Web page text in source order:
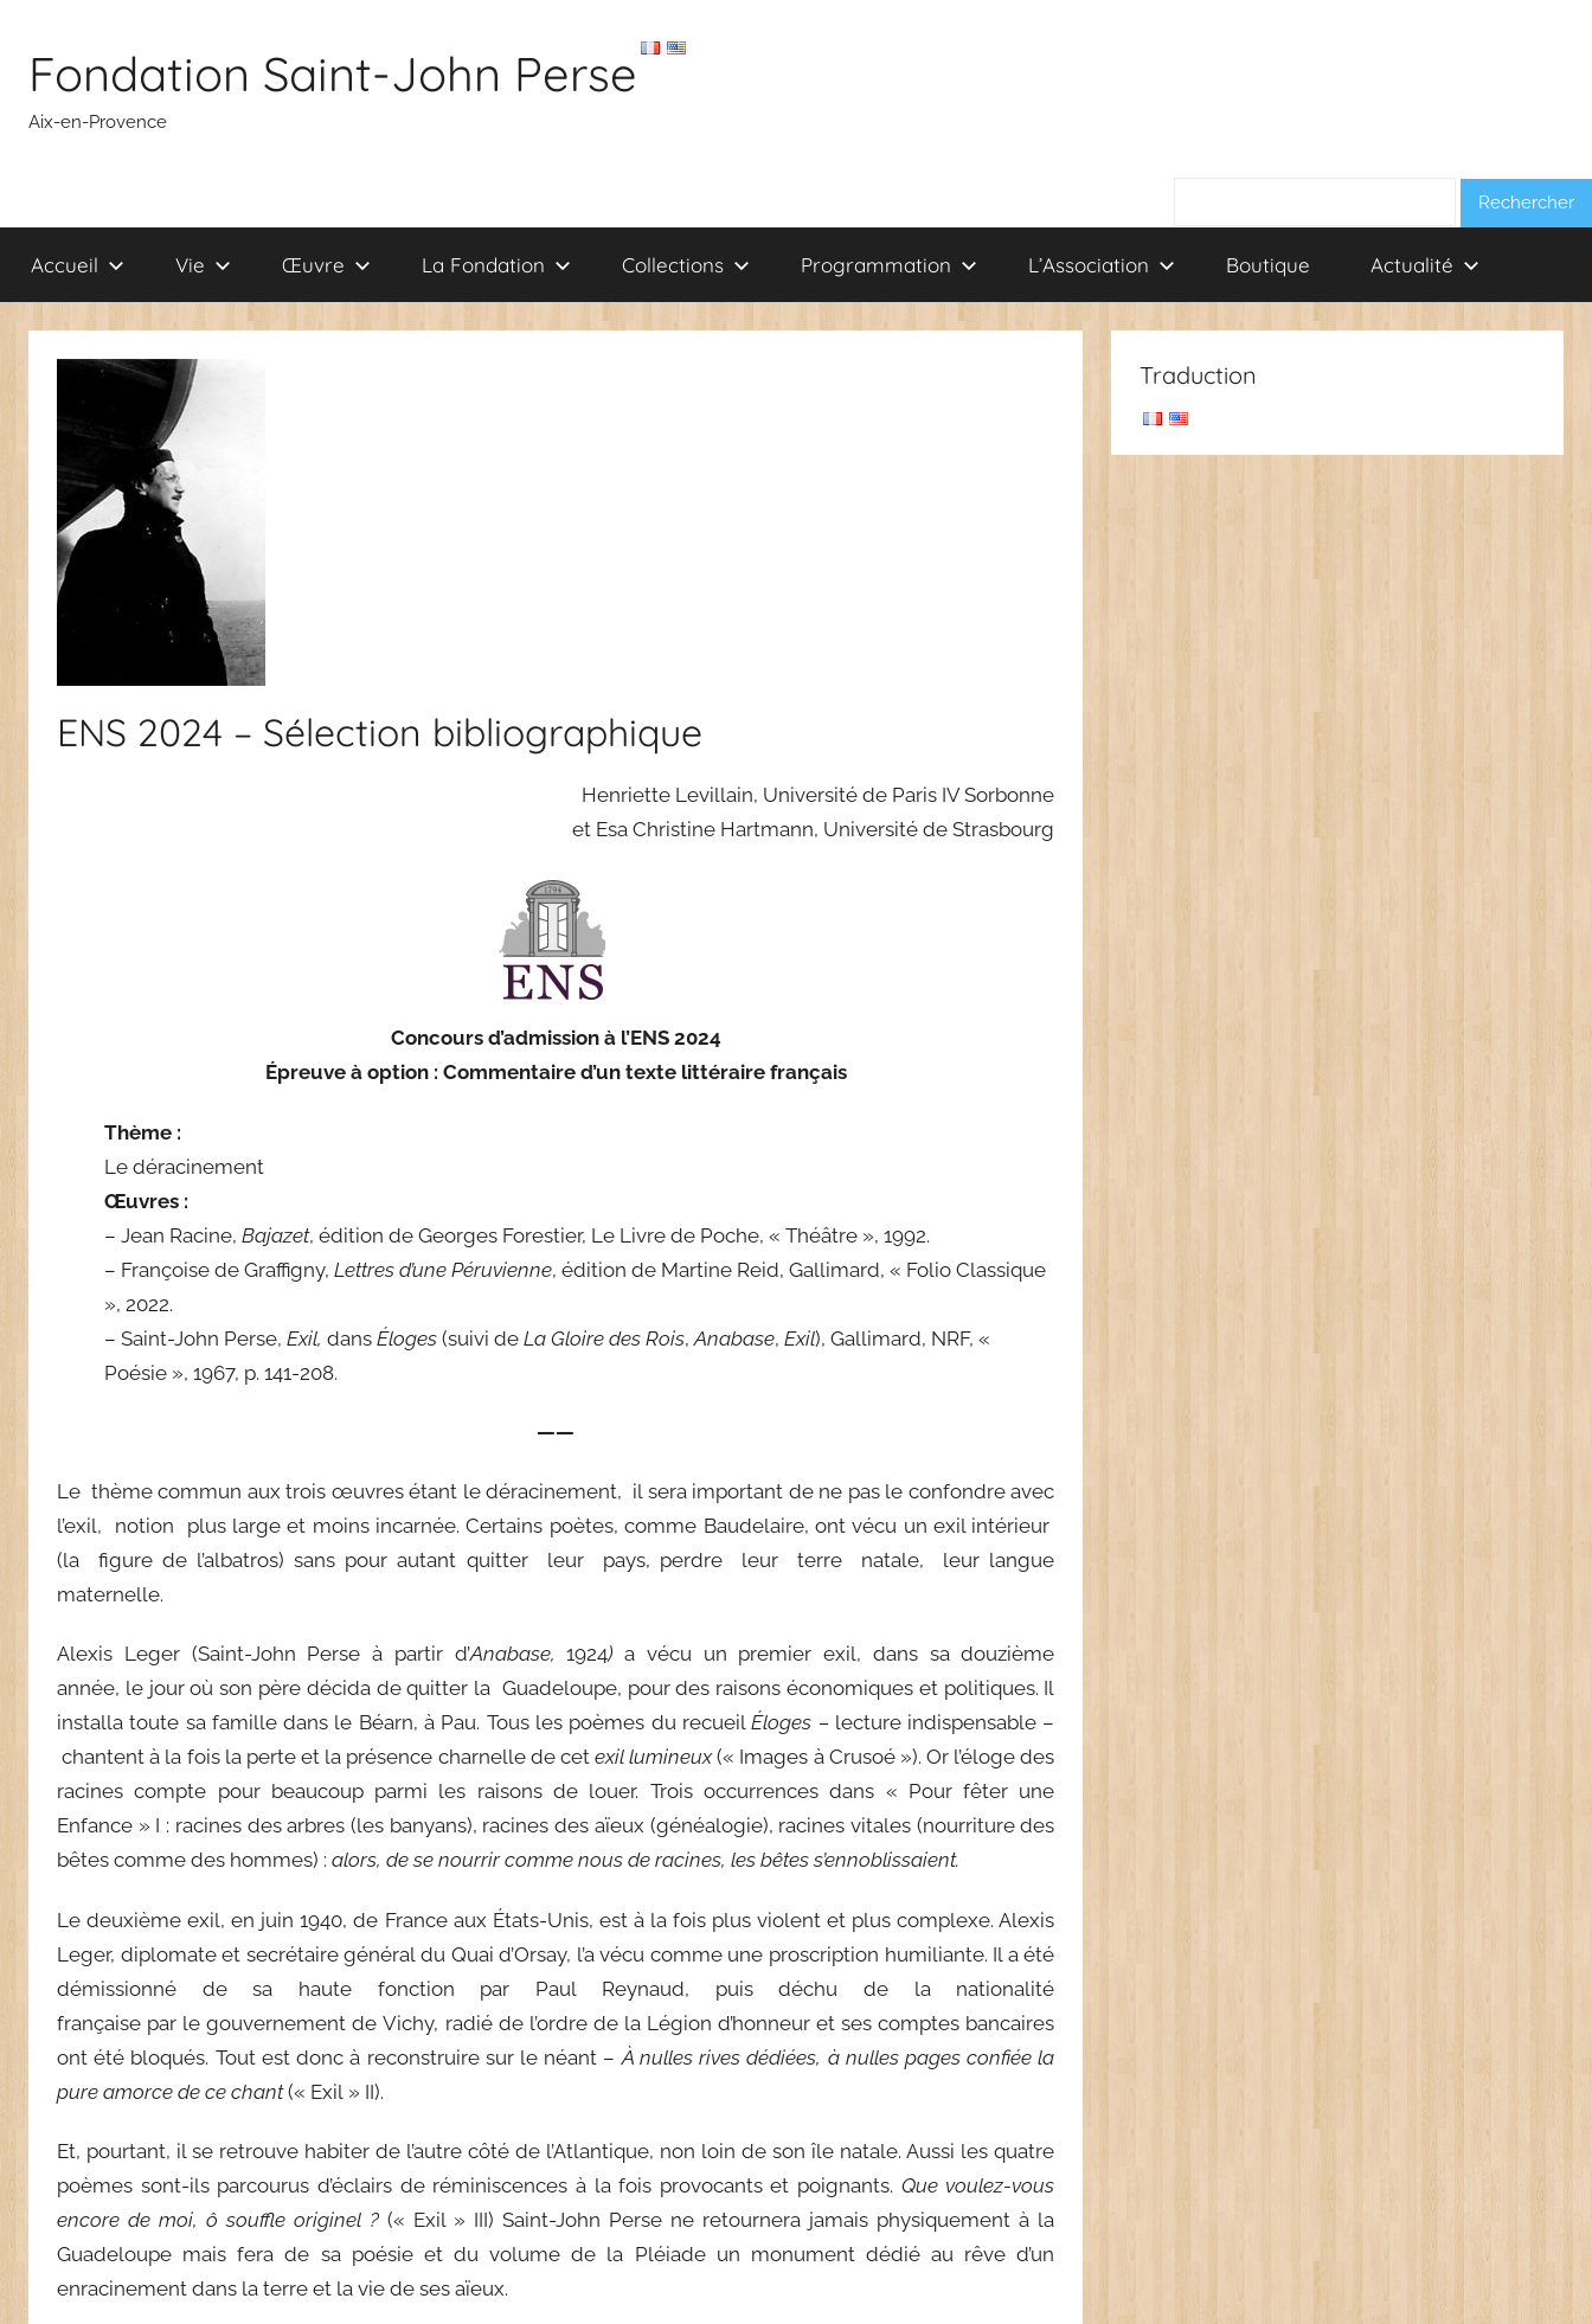
contenu
Fondation Saint-John Perse
Aix-en-Provence
Accueil Vie Œuvre La Fondation Collections Programmation L’Association Boutique Actualité
ENS 2024 – Sélection bibliographique
Henriette Levillain, Université de Paris IV Sorbonne
et Esa Christine Hartmann, Université de Strasbourg
Concours d’admission à l’ENS 2024
Épreuve à option : Commentaire d’un texte littéraire français
Thème :
Le déracinement
Œuvres :
– Jean Racine, Bajazet, édition de Georges Forestier, Le Livre de Poche, « Théâtre », 1992.
– Françoise de Graffigny, Lettres d’une Péruvienne, édition de Martine Reid, Gallimard, « Folio Classique
», 2022.
– Saint-John Perse, Exil, dans Éloges (suivi de La Gloire des Rois, Anabase, Exil), Gallimard, NRF, «
Poésie », 1967, p. 141-208.
——
Le thème commun aux trois œuvres étant le déracinement, il sera important de ne pas le confondre avec
l’exil, notion plus large et moins incarnée. Certains poètes, comme Baudelaire, ont vécu un exil intérieur
(la figure de l’albatros) sans pour autant quitter leur pays, perdre leur terre natale, leur langue
maternelle.
Alexis Leger (Saint-John Perse à partir d’Anabase,1924) a vécu un premier exil, dans sa douzième
année, le jour où son père décida de quitter la Guadeloupe, pour des raisons économiques et politiques. Il
installa toute sa famille dans le Béarn, à Pau. Tous les poèmes du recueilÉloges – lecture indispensable –
chantent à la fois la perte et la présence charnelle de cetexil lumineux(« Images à Crusoé »). Or l’éloge des
racines compte pour beaucoup parmi les raisons de louer. Trois occurrences dans « Pour fêter une
Enfance » I : racines des arbres (les banyans), racines des aïeux (généalogie), racines vitales (nourriture des
bêtes comme des hommes) : alors, de se nourrir comme nous de racines, les bêtes s’ennoblissaient.
Le deuxième exil, en juin 1940, de France aux États-Unis, est à la fois plus violent et plus complexe. Alexis
Leger, diplomate et secrétaire général du Quai d’Orsay, l’a vécu comme une proscription humiliante. Il a été
démissionné de sa haute fonction par Paul Reynaud, puis déchu de la nationalité
française par le gouvernement de Vichy, radié de l’ordre de la Légion d’honneur et ses comptes bancaires
ont été bloqués. Tout est donc à reconstruire sur le néant – À nulles rives dédiées, à nulles pages confiée la
pure amorce de ce chant(« Exil » II).
Et, pourtant, il se retrouve habiter de l’autre côté de l’Atlantique, non loin de son île natale. Aussi les quatre
poèmes sont-ils parcourus d’éclairs de réminiscences à la fois provocants et poignants. Que voulez-vous
encore de moi, ô souffle originel ?(« Exil » III) Saint-John Perse ne retournera jamais physiquement à la
Guadeloupe mais fera de sa poésie et du volume de la Pléiade un monument dédié au rêve d’un
enracinement dans la terre et la vie de ses aïeux.
Traduction